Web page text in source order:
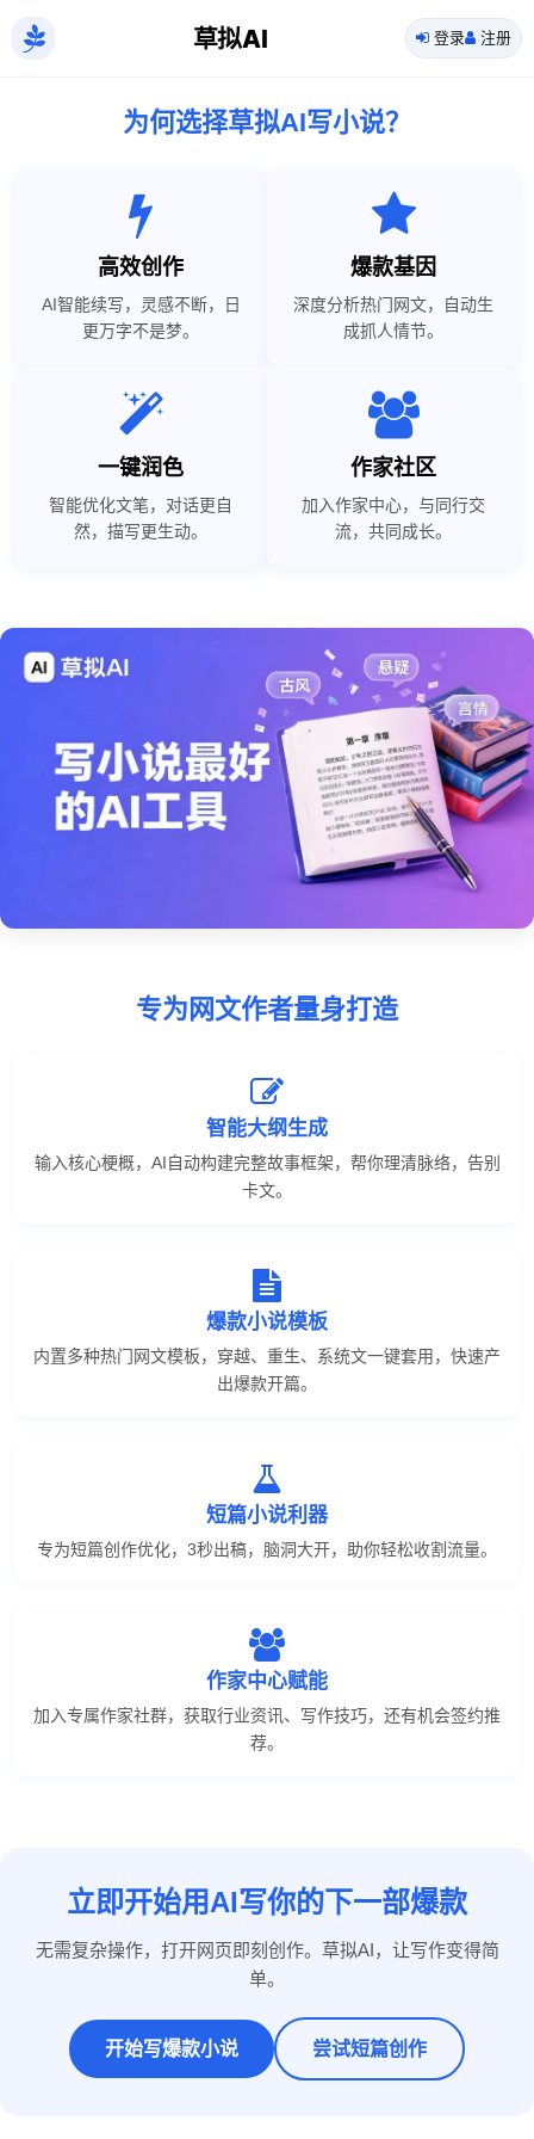
草拟AI 登录 注册
为何选择草拟AI写小说？
高效创作
AI智能续写，灵感不断，日
更万字不是梦。
爆款基因
深度分析热门网文，自动生
成抓人情节。
一键润色
智能优化文笔，对话更自
然，描写更生动。
作家社区
加入作家中心，与同行交
流，共同成长。
专为网文作者量身打造
智能大纲生成
输入核心梗概，AI自动构建完整故事框架，帮你理清脉络，告别
卡文。
爆款小说模板
内置多种热门网文模板，穿越、重生、系统文一键套用，快速产
出爆款开篇。
短篇小说利器
专为短篇创作优化，3秒出稿，脑洞大开，助你轻松收割流量。
作家中心赋能
加入专属作家社群，获取行业资讯、写作技巧，还有机会签约推
荐。
立即开始用AI写你的下一部爆款
无需复杂操作，打开网页即刻创作。草拟AI，让写作变得简
单。
开始写爆款小说 尝试短篇创作